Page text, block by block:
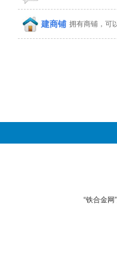
建商铺 拥有商铺，可
“铁合金